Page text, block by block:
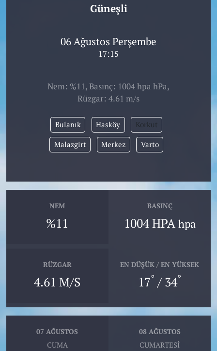
Güneşli
06 Ağustos Perşembe
17:15
Nem: %11, Basınç: 1004 hpa hPa,
Rüzgar: 4.61 m/s
Bulanık Hasköy Korkut
Malazgirt Merkez Varto
NEM
%11
BASINÇ
1004 HPA hpa
RÜZGAR
4.61 M/S
EN DÜŞÜK / EN YÜKSEK
17° / 34°
07 AĞUSTOS
CUMA
08 AĞUSTOS
CUMARTESI